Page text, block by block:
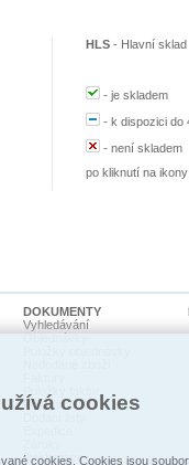
HLS - Hlavní sklad
-je skladem
-k dispozici do
-není skladem
po kliknutí na
DOKUMENTY
Vyhledávání
Pohledávky
Reklamace
cookies
cookies. Cookies jsou